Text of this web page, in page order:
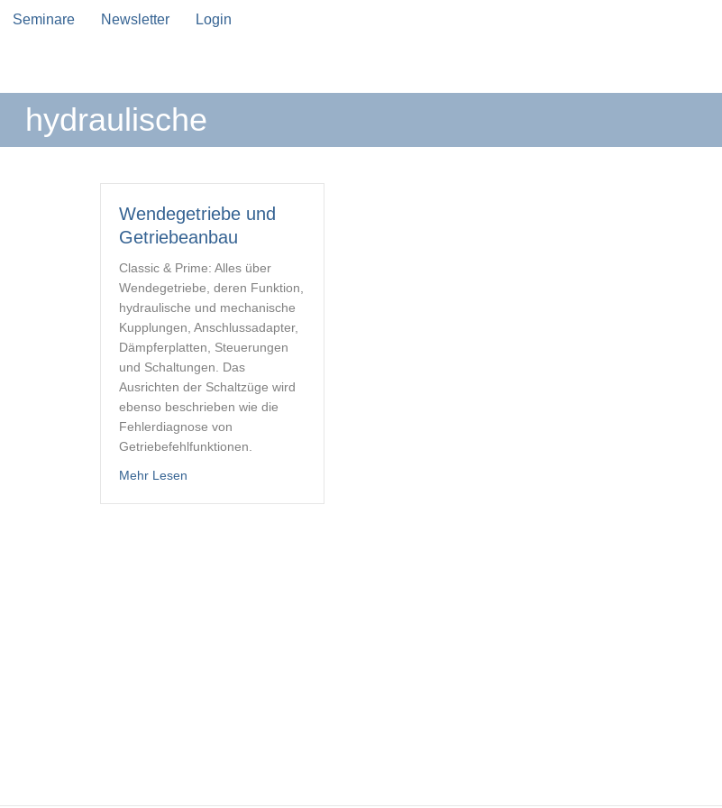
Seminare Newsletter Login
hydraulische
verfügbar sind, benutze die Pfeile nach oben und unten, um sie zu überprüfen, und die
Wendegetriebe und
Getriebeanbau
Classic & Prime: Alles über
Wendegetriebe, deren Funktion,
hydraulische und mechanische
Kupplungen, Anschlussadapter,
Dämpferplatten, Steuerungen
und Schaltungen. Das
Ausrichten der Schaltzüge wird
ebenso beschrieben wie die
Fehlerdiagnose von
Getriebefehlfunktionen.
Mehr Lesenabout Wendegetriebe und Getriebeanbau